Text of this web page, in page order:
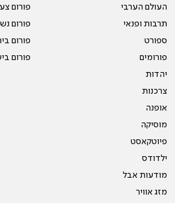
העולם הערבי
תרבות ופנאי
ספורט
פורומים
יהדות
צרכנות
אופנה
מוסיקה
פיוטקאסט
ילדודס
מודעות אבל
מזג אוויר
פורום
פורום
פורום
פורום